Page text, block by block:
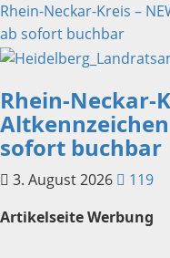
Rhein-Neckar-Kreis –
ab sofort buchbar
Rhein-Neckar-
sofort buchbar
3. August 2026
119
Artikelseite Werbung